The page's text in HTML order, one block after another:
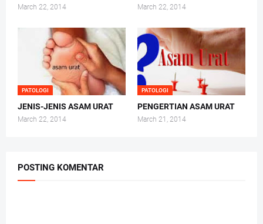
March 22, 2014 March 22, 2014
PATOLOGI
JENIS-JENIS ASAM URAT
March 22, 2014
PATOLOGI
PENGERTIAN ASAM URAT
March 21, 2014
POSTING KOMENTAR